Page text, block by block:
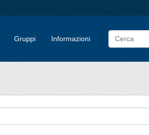
Gruppi Informazioni